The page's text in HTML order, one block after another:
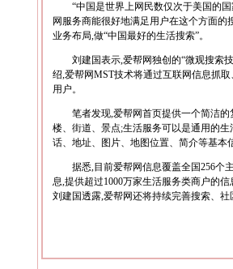
“中国是世界上网民数仅次于美国的国
网服务商能很好地满足用户在这个方面
业务布局,做“中国最好的生活搜索”。
刘建国表示,爱帮网独创的“微观搜索技
绍,爱帮网MST技术将通过互联网信息抓
用户。
笔者发现,爱帮网首页提供一个简洁的
楼、街道、景点;生活服务可以是通用的
话、地址、图片、地图位置、简介等基本
据悉,目前爱帮网信息覆盖全国256个主
息,提供超过1000万家生活服务类商户的
刘建国透露,爱帮网还将持续完善搜索、